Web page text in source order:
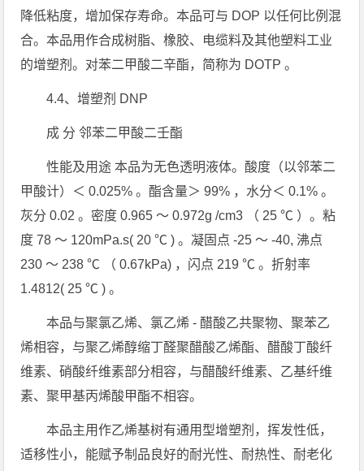
降低粘度，增加保存寿命。本品可与 DOP 以任何比例混
合。本品用作合成树脂、橡胶、电缆料及其他塑料工业
的增塑剂。对苯二甲酸二辛酯，简称为 DOTP 。
4.4、增塑剂 DNP
成 分 邻苯二甲酸二壬酯
性能及用途 本品为无色透明液体。酸度（以邻苯二
甲酸计）＜ 0.025% 。酯含量＞ 99% ，水分＜ 0.1% 。
灰分 0.02 。密度 0.965 ～ 0.972g /cm3 （ 25 ℃ ）。粘
度 78 ～ 120mPa.s( 20 ℃ ) 。凝固点 -25 ～ -40, 沸点
230 ～ 238 ℃ （ 0.67kPa) ，闪点 219 ℃ 。折射率
1.4812( 25 ℃ ) 。
本品与聚氯乙烯、氯乙烯 - 醋酸乙共聚物、聚苯乙
烯相容，与聚乙烯醇缩丁醛聚醋酸乙烯酯、醋酸丁酸纤
维素、硝酸纤维素部分相容，与醋酸纤维素、乙基纤维
素、聚甲基丙烯酸甲酯不相容。
本品主用作乙烯基树有通用型增塑剂，挥发性低，
适移性小，能赋予制品良好的耐光性、耐热性、耐老化